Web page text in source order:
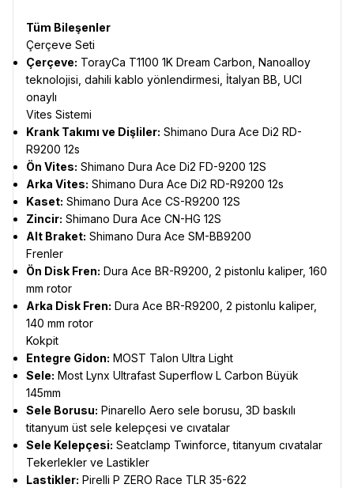
Tüm Bileşenler
Çerçeve Seti
Çerçeve: TorayCa T1100 1K Dream Carbon, Nanoalloy
teknolojisi, dahili kablo yönlendirmesi, İtalyan BB, UCI
onaylı
Vites Sistemi
Krank Takımı ve Dişliler: Shimano Dura Ace Di2 RD-
R9200 12s
Ön Vites: Shimano Dura Ace Di2 FD-9200 12S
Arka Vites: Shimano Dura Ace Di2 RD-R9200 12s
Kaset: Shimano Dura Ace CS-R9200 12S
Zincir: Shimano Dura Ace CN-HG 12S
Alt Braket: Shimano Dura Ace SM-BB9200
Frenler
Ön Disk Fren: Dura Ace BR-R9200, 2 pistonlu kaliper, 160
mm rotor
Arka Disk Fren: Dura Ace BR-R9200, 2 pistonlu kaliper,
140 mm rotor
Kokpit
Entegre Gidon: MOST Talon Ultra Light
Sele: Most Lynx Ultrafast Superflow L Carbon Büyük
145mm
Sele Borusu: Pinarello Aero sele borusu, 3D baskılı
titanyum üst sele kelepçesi ve cıvatalar
Sele Kelepçesi: Seatclamp Twinforce, titanyum cıvatalar
Tekerlekler ve Lastikler
Lastikler: Pirelli P ZERO Race TLR 35-622